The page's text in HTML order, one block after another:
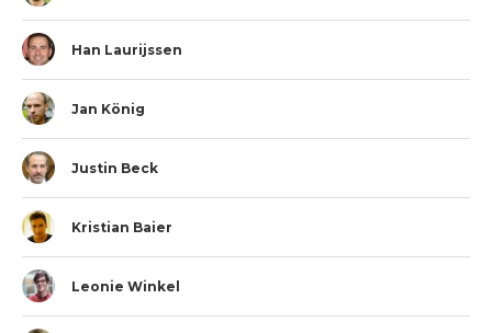
Han Laurijssen
Jan König
Justin Beck
Kristian Baier
Leonie Winkel